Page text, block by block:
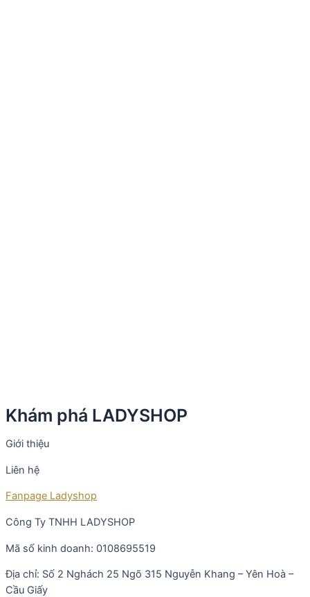
Khám phá LADYSHOP
Giới thiệu
Liên hệ
Fanpage Ladyshop
Công Ty TNHH LADYSHOP
Mã số kinh doanh: 0108695519
Địa chỉ: Số 2 Nghách 25 Ngõ 315 Nguyễn Khang – Yên Hoà –
Cầu Giấy